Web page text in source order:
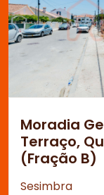
Moradia
Terraço,
(Fração B)
Sesimbra